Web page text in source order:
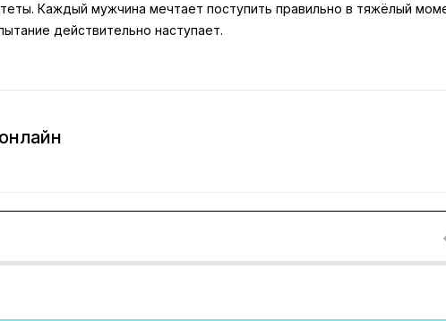
Каждый мужчина мечтает поступить правильно в тяжёлый
действительно наступает.